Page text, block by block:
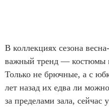
В коллекциях сезона
важный тренд — костюмы
Только не брючные, а с
лет назад их едва ли
за пределами зала, сейчас